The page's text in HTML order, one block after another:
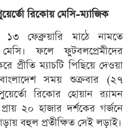
রিকোয় মেসি-ম্যাজিক
ফেব্রুয়ারি মাঠে নামতে
ফলে ফুটবলপ্রেমীদের
প্রীতি ম্যাচটি পিছিয়ে দেওয়া
সময় শুক্রবার (২৭
রিকোর হোয়ান র‍্যামন
প্রায় ২০ হাজার দর্শকের গর্জনে
বহুল প্রতীক্ষিত সেই লড়াই।